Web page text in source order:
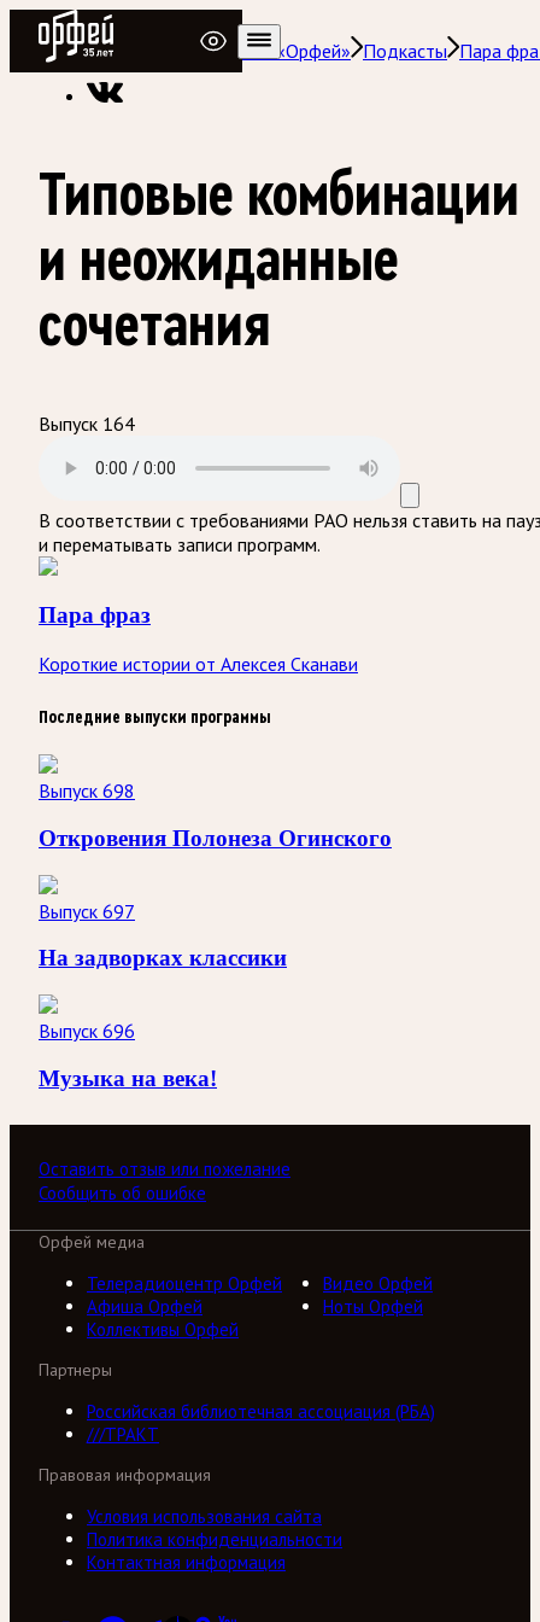
Радио Орфей
Радио классической музыки «Орфей» Подкасты Пара
Типовые комбинации
и неожиданные
сочетания
Выпуск 164
В соответствии с требованиями РАО нельзя ставить на
и перематывать записи программ.
Пара фраз
Короткие истории от Алексея Сканави
Последние выпуски программы
Выпуск 698
Откровения Полонеза Огинского
Выпуск 697
На задворках классики
Выпуск 696
Музыка на века!
Оставить отзыв или пожелание
Сообщить об ошибке
Орфей медиа
Телерадиоцентр Орфей
Видео Орфей
Афиша Орфей
Ноты Орфей
Коллективы Орфей
Партнеры
Российская библиотечная ассоциация (РБА)
///ТРАКТ
Правовая информация
Условия использования сайта
Политика конфиденциальности
Контактная информация